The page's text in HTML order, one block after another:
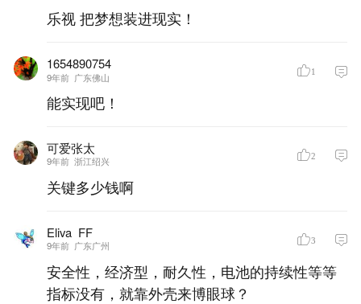
乐视 把梦想装进现实！
1654890754
9年前 广东佛山 1
能实现吧！
可爱张太
9年前 浙江绍兴 2
关键多少钱啊
Eliva_FF
9年前 广东广州 3
安全性，经济型，耐久性，电池的持续性等等
指标没有，就靠外壳来博眼球？